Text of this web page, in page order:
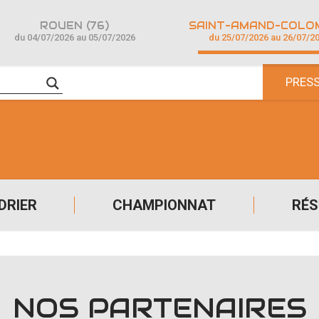
CHAMPIONNAT
ROUEN (76)
du 04/07/2026 au 05/07/2026 du 25/07/2026 au 26/07/
NOS PARTENAIRES